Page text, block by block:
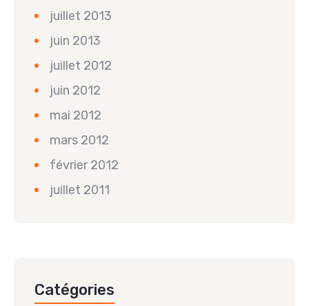
juillet 2013
juin 2013
juillet 2012
juin 2012
mai 2012
mars 2012
février 2012
juillet 2011
Catégories